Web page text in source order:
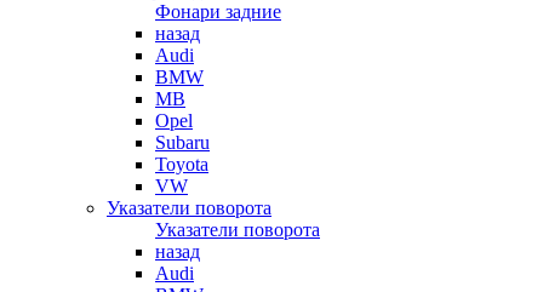
Фонари задние
назад
Audi
BMW
MB
Opel
Subaru
Toyota
VW
Указатели поворота
Указатели поворота
назад
Audi